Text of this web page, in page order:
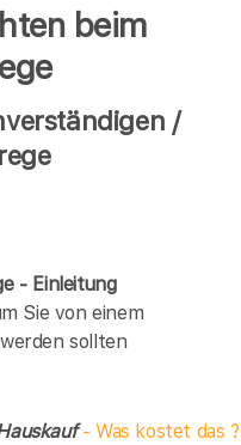
beim
/
- Einleitung
Sie von einem
sollten
- Was kostet das ?